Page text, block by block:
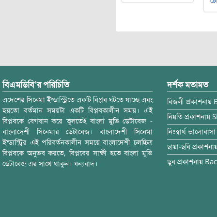
বিএমডিবি’র পরিচিতি
এদেশের সিনেমা ইন্ডাস্ট্রিতে একটি বিপ্লব ঘটতে যাচ্ছে এবং
হয়তো বর্তমান সময়টা একটি বিপ্লবকালীন সময়। এই
বিপ্লবকে বেগবান করে তুলতেই বাংলা মুভি ডেটাবেজ -
বাংলাদেশী সিনেমার ডেটাবেজ। বাংলাদেশী সিনেমা
ইন্ডাস্ট্রির এই পরিবর্তনকালীন সময়ে বাংলাদেশী চলচ্চিত্র
বিপ্লবকে অনুভব করতে, বিপ্লবের সাক্ষী হতে বাংলা মুভি
ডেটাবেজ এর সাথে থাকুন। ধন্যবাদ।
দর্শক মতামত
বিজলী প্রকাশনায়
নিয়তি প্রকাশনায়
নিঃস্বার্থ ভালোবাসা
ছায়া-ছবি
ডুব প্রকাশনায়